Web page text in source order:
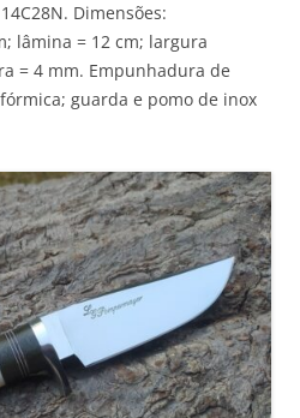
Dimensões:
lâmina = 12 cm; largura
= 4 mm. Empunhadura de
guarda e pomo de inox